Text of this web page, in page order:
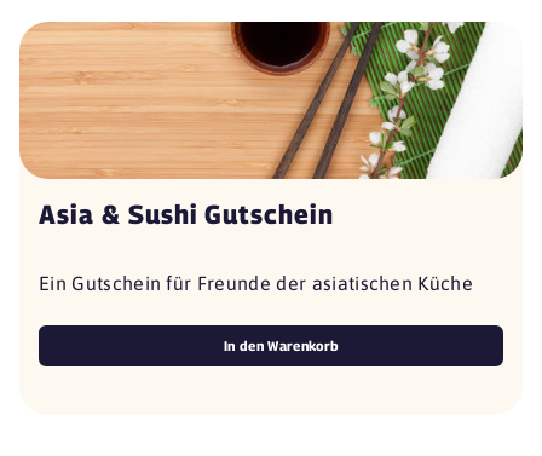
Asia & Sushi Gutschein
Ein Gutschein für Freunde der asiatischen Küche
In den Warenkorb